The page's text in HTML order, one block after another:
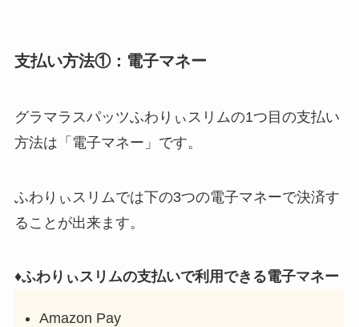
支払い方法①：電子マネー
グラマラスパッツふわりぃスリムの1つ目の支払い
方法は「電子マネー」です。
ふわりぃスリムでは下の3つの電子マネーで決済す
ることが出来ます。
♦ふわりぃスリムの支払いで利用できる電子マネー
Amazon Pay